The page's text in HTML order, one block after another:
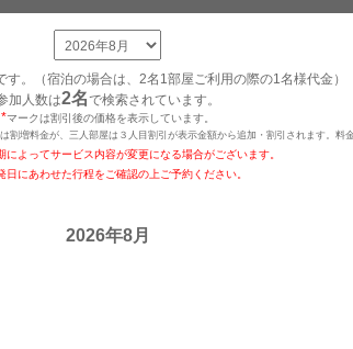
す。（宿泊の場合は、2名1部屋ご利用の際の1名様代金）
加人数は2名で検索されています。
*マークは割引後の価格を表示しています。
割増料金が、三人部屋は３人目割引が表示金額から追加・割引されます。料
によってサービス内容が変更になる場合がございます。
日にあわせた行程をご確認の上ご予約ください。
2026年8月